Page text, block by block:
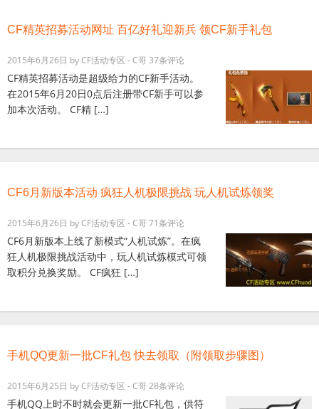
CF精英招募活动网址 百亿好礼迎新兵 领CF新手礼包
2015年6月26日 byCF活动专区 - C哥37条评论
CF精英招募活动是超级给力的CF新手活动。
在2015年6月20日0点后注册带CF新手可以参
加本次活动。 CF精 […]
CF6月新版本活动 疯狂人机极限挑战 玩人机试炼领奖
2015年6月26日 byCF活动专区 - C哥71条评论
CF6月新版本上线了新模式“人机试炼”。在疯
狂人机极限挑战活动中，玩人机试炼模式可领
取积分兑换奖励。 CF疯狂 […]
手机QQ更新一批CF礼包 快去领取（附领取步骤图）
2015年6月25日 byCF活动专区 - C哥28条评论
手机QQ上时不时就会更新一批CF礼包，供符